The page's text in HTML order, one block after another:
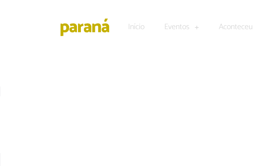
Início Eventos Aconteceu